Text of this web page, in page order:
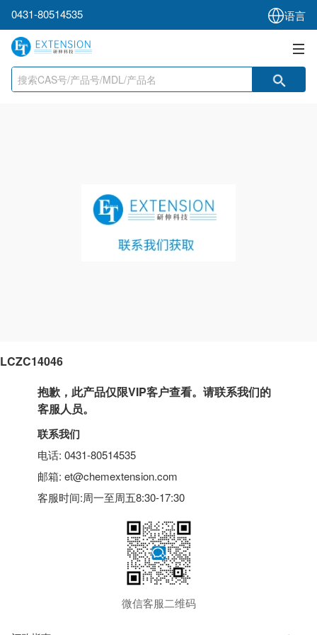
0431-80514535 语言
LCZC14046
抱歉，此产品仅限VIP客户查看。请联系我们的
客服人员。
联系我们
电话: 0431-80514535
邮箱: et@chemextension.com
客服时间:周一至周五8:30-17:30
微信客服二维码